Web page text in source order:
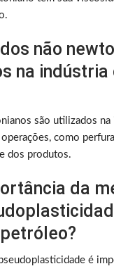
não
na indústria
são utilizados na
como
dos produtos.
da
é